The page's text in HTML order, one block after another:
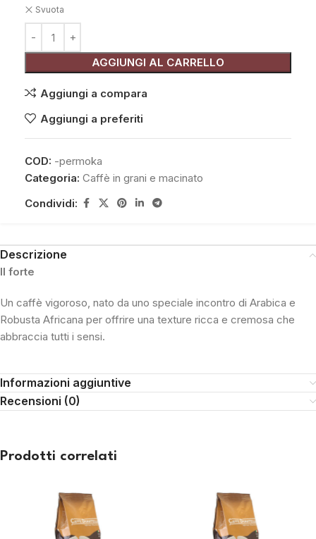
Svuota
AGGIUNGI AL CARRELLO
Aggiungi a compara
Aggiungi a preferiti
COD: -permoka
Categoria: Caffè in grani e macinato
Condividi:
Descrizione
Il forte
Un caffè vigoroso, nato da uno speciale incontro di Arabica e
Robusta Africana per offrire una texture ricca e cremosa che
abbraccia tutti i sensi.
Informazioni aggiuntive
Recensioni (0)
Prodotti correlati